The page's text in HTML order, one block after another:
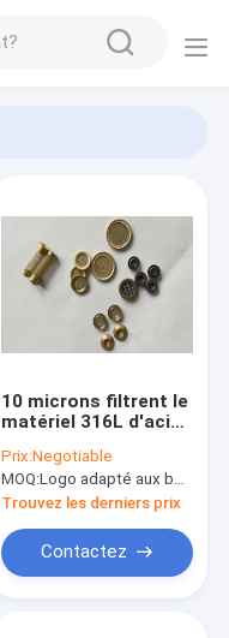
10 microns filtrent le
matériel 316L d'acier
millimètre
d'épaisseur
Prix:Negotiable
MOQ:Logo adapté aux besoins du client (Min. Order : 300 morceaux) d'emballage adapté aux besoins du clie
Trouvez les derniers prix
Contactez